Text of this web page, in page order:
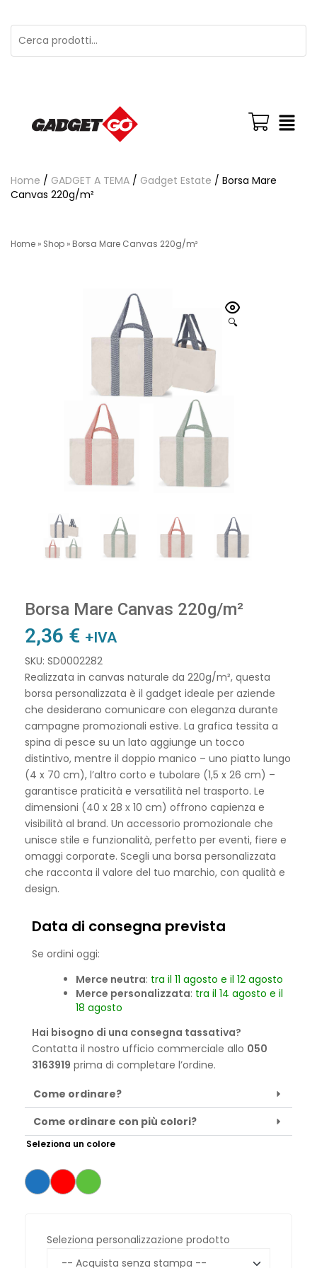
Home / GADGET A TEMA / Gadget Estate / Borsa Mare
Canvas 220g/m²
Home » Shop » Borsa Mare Canvas 220g/m²
🔍
Borsa Mare Canvas 220g/m²
2,36 € +IVA
SKU: SD0002282
Realizzata in canvas naturale da 220g/m², questa
borsa personalizzata è il gadget ideale per aziende
che desiderano comunicare con eleganza durante
campagne promozionali estive. La grafica tessita a
spina di pesce su un lato aggiunge un tocco
distintivo, mentre il doppio manico – uno piatto lungo
(4 x 70 cm), l’altro corto e tubolare (1,5 x 26 cm) –
garantisce praticità e versatilità nel trasporto. Le
dimensioni (40 x 28 x 10 cm) offrono capienza e
visibilità al brand. Un accessorio promozionale che
unisce stile e funzionalità, perfetto per eventi, fiere e
omaggi corporate. Scegli una borsa personalizzata
che racconta il valore del tuo marchio, con qualità e
design.
Data di consegna prevista
Se ordini oggi:
Merce neutra: tra il 11 agosto e il 12 agosto
Merce personalizzata: tra il 14 agosto e il
18 agosto
Hai bisogno di una consegna tassativa?
Contatta il nostro ufficio commerciale allo 050
3163919 prima di completare l’ordine.
Come ordinare?
Come ordinare con più colori?
Seleziona un colore
Seleziona personalizzazione prodotto